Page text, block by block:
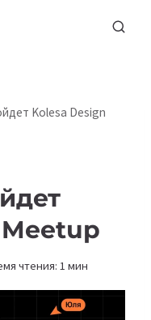
Kolesa Design
чтения: 1 мин